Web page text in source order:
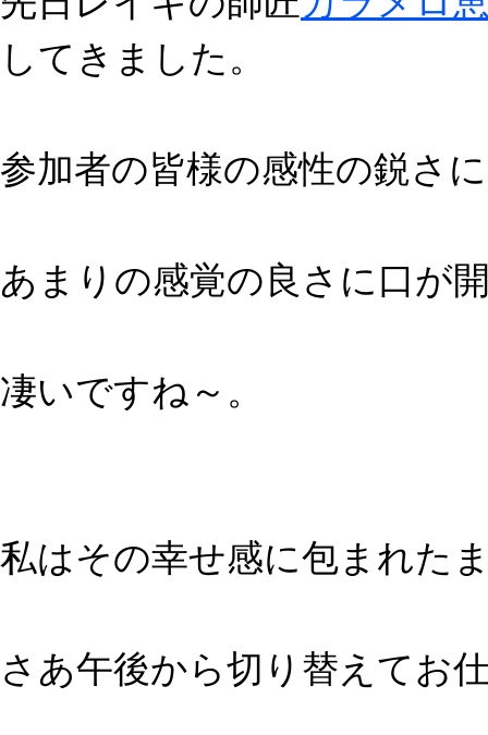
してきました。
参加者の皆様の感性の鋭さ
あまりの感覚の良さに口が
凄いですね～。
私はその幸せ感に包まれた
さあ午後から切り替えてお